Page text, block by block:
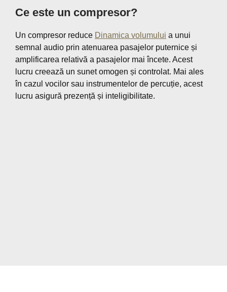
Ce este un compresor?
Un compresor reduce Dinamica volumului a unui
semnal audio prin atenuarea pasajelor puternice și
amplificarea relativă a pasajelor mai încete. Acest
lucru creează un sunet omogen și controlat. Mai ales
în cazul vocilor sau instrumentelor de percuție, acest
lucru asigură prezență și inteligibilitate.